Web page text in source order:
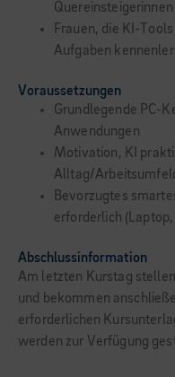
Frauen, die KI-
Aufgaben
Voraussetzungen
Grundlegende PC-
Anwendungen
Motivation, KI
Alltag/
Bevorzugtes
erforderlich
Abschlussinformation
Am letzten Kurstag
und bekommen
erforderlichen
werden zur Verfügung